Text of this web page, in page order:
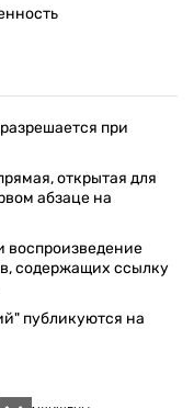
при
открытая для
абзаце на
воспроизведение
содержащих ссылку
публикуются на